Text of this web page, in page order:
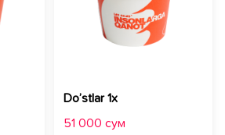
Do’stlar 1х
51 000 сум